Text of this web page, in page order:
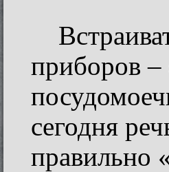
приборов
сегодня
правильно